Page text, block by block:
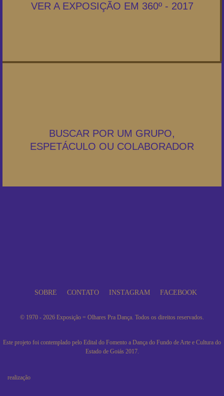
VER A EXPOSIÇÃO EM 360º - 2017
BUSCAR POR UM GRUPO,
ESPETÁCULO OU COLABORADOR
SOBRE CONTATO INSTAGRAM FACEBOOK
© 1970 - 2026 Exposição = Olhares Pra Dança. Todos os direitos reservados.
Este projeto foi contemplado pelo Edital do Fomento a Dança do Fundo de Arte e Cultura do
Estado de Goiás 2017.
realização